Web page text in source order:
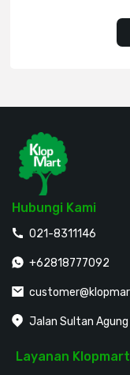
Hubungi Kami
021-8311146
+62818777092
Jalan Sultan
Layanan Klopmart